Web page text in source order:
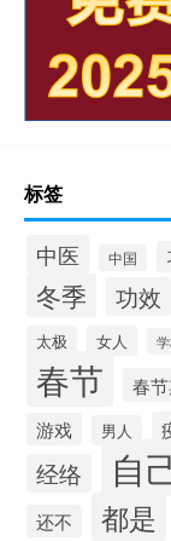
标签
中医 中国
冬季 功效
太极 女人
春节 春
游戏 男人
经络 自
还不 都是